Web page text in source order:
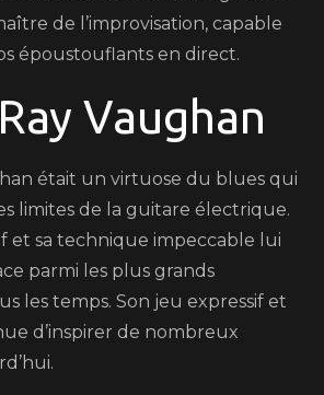
de l’improvisation, capable
époustouflants en direct.
Vaughan
était un virtuose du blues qui
limites de la guitare électrique.
et sa technique impeccable lui
parmi les plus grands
les temps. Son jeu expressif et
d’inspirer de nombreux